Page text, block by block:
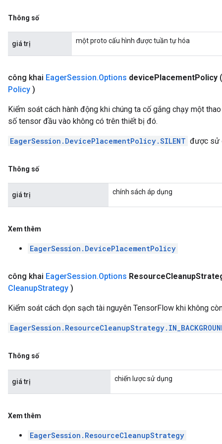
Thông số
giá trị một proto cấu hình được tuần tự hóa
công khai EagerSession.Options devicePlacementPolicy
Policy )
Kiểm soát cách hành động khi chúng ta cố gắng chạy một
số tensor đầu vào không có trên thiết bị đó.
EagerSession.DevicePlacementPolicy.SILENT được sử
Thông số
giá trị chính sách áp dụng
Xem thêm
EagerSession.DevicePlacementPolicy
công khai EagerSession.Options ResourceCleanup
CleanupStrategy )
Kiểm soát cách dọn sạch tài nguyên TensorFlow khi không
Thông số
giá trị chiến lược sử dụng
Xem thêm
EagerSession.ResourceCleanupStrategy